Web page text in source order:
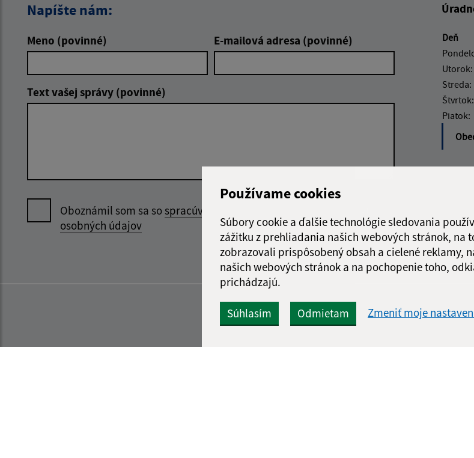
Používame cookies
Súbory cookie a ďalšie technológie sledovania
zážitku z prehliadania našich webových stránok, na
zobrazovali prispôsobený obsah a cielené reklamy,
našich webových stránok a na pochopenie toho,
prichádzajú.
Súhlasím Odmietam Zmeniť moje
Napíšte nám:
Meno (povinné) E-mailová adresa (povinné)
Text vašej správy (povinné)
Oboznámil som sa sospracúvaním
osobných údajov
Deň
Utorok:
Streda:
Štvrtok:
Piatok: